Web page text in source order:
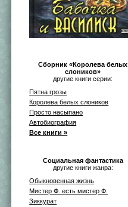
Сборник «Королева белых
слоников»
другие книги серии:
Пятна грозы
Королева белых слоников
Просто насыпано
Автобиография
Все книги »
Социальная фантастика
другие книги жанра:
Обыкновенная жизнь
Мистер Ф. есть мистер Ф.
Зиккурат